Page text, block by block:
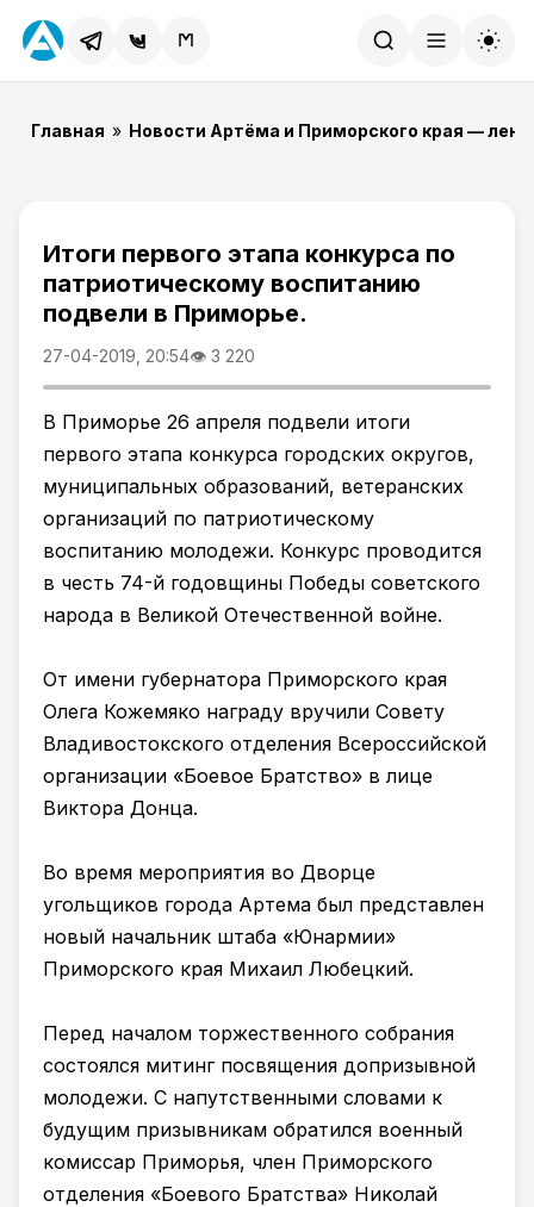
Главная » Новости Артёма и Приморского края —
Итоги первого этапа конкурса по
патриотическому воспитанию
подвели в Приморье.
27-04-2019, 20:54👁 3 220
В Приморье 26 апреля подвели итоги
первого этапа конкурса городских округов,
муниципальных образований, ветеранских
организаций по патриотическому
воспитанию молодежи. Конкурс проводится
в честь 74-й годовщины Победы советского
народа в Великой Отечественной войне.
От имени губернатора Приморского края
Олега Кожемяко награду вручили Совету
Владивостокского отделения Всероссийской
организации «Боевое Братство» в лице
Виктора Донца.
Во время мероприятия во Дворце
угольщиков города Артема был представлен
новый начальник штаба «Юнармии»
Приморского края Михаил Любецкий.
Перед началом торжественного собрания
состоялся митинг посвящения допризывной
молодежи. С напутственными словами к
будущим призывникам обратился военный
комиссар Приморья, член Приморского
отделения «Боевого Братства» Николай